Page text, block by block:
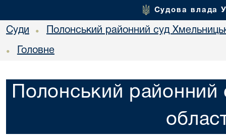
Судова влада
Суди • Полонський районний суд
• Головне
Полонський районний